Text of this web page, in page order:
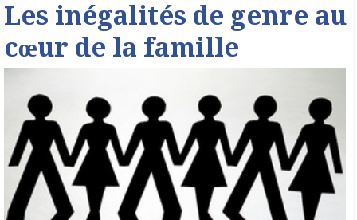
Les inégalités de genre au
cœur de la famille